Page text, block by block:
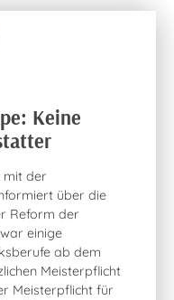
Keine
mit der
über die
Reform der
einige
ab dem
Meisterpflicht
Meisterpflicht für